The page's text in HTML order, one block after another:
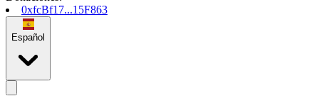
0xfcBf17...15F863
Español